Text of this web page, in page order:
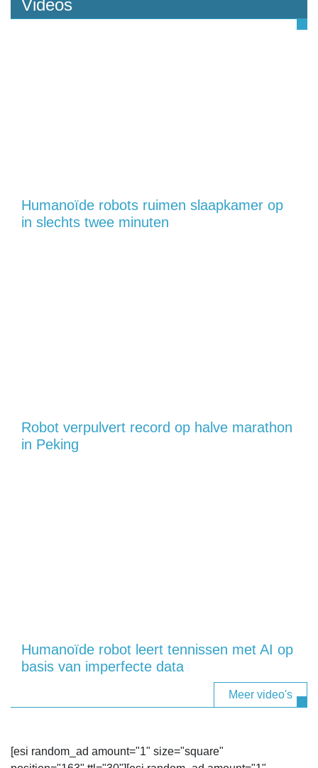
Videos
Humanoïde robots ruimen slaapkamer op
in slechts twee minuten
Robot verpulvert record op halve marathon
in Peking
Humanoïde robot leert tennissen met AI op
basis van imperfecte data
Meer video's
[esi random_ad amount="1" size="square"